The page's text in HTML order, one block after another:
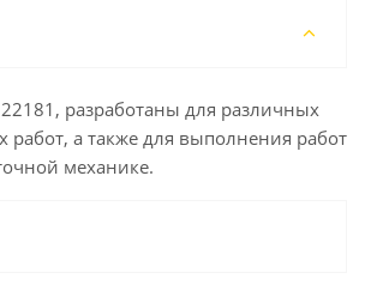
22181, разработаны для различных
работ, а также для выполнения работ
механике.